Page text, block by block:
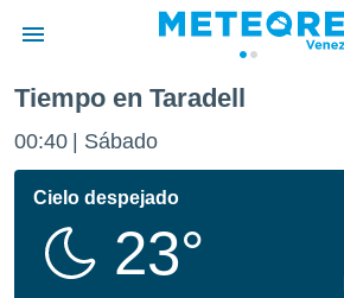
de
ha
Tiempo en Taradell
00:40 Sábado
Cielo despejado
23°